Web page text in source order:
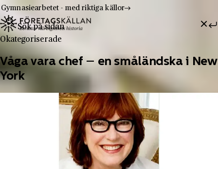
Hoppa till innehåll
Till innehåll
Gymnasiearbetet - med riktiga källor
Sök efter:
Okategoriserade
Våga vara chef – en småländska i New
York